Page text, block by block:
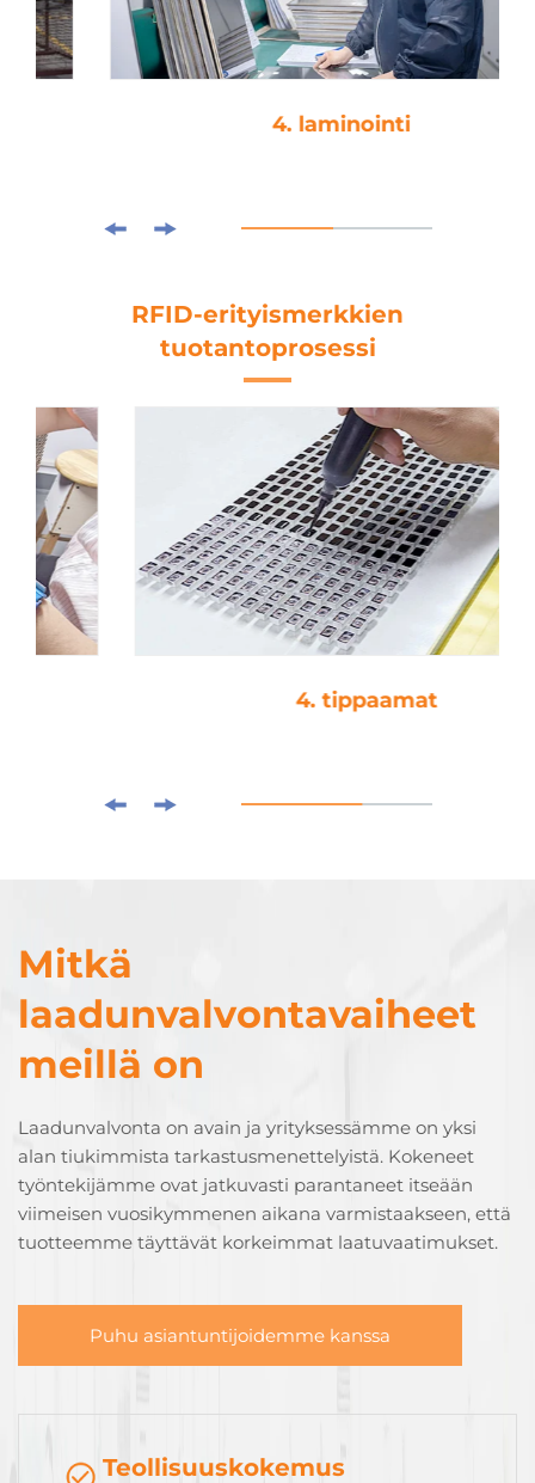
4. laminointi
RFID-erityismerkkien
tuotantoprosessi
4. tippaamat
Mitkä
laadunvalvontavaiheet
meillä on
Laadunvalvonta on avain ja yrityksessämme on yksi
alan tiukimmista tarkastusmenettelyistä. Kokeneet
työntekijämme ovat jatkuvasti parantaneet itseään
viimeisen vuosikymmenen aikana varmistaakseen, että
tuotteemme täyttävät korkeimmat laatuvaatimukset.
Puhu asiantuntijoidemme kanssa
Teollisuuskokemus